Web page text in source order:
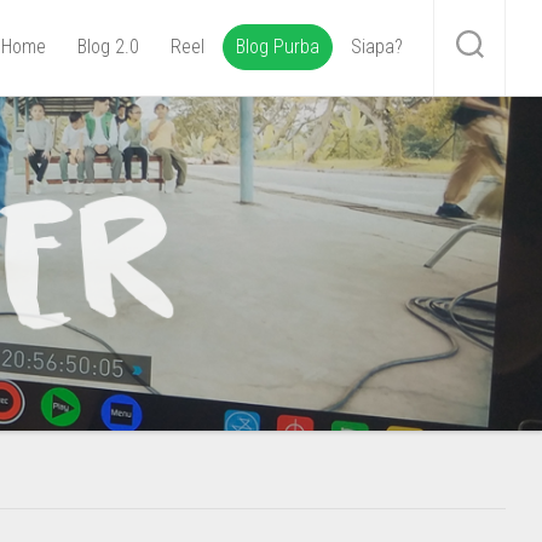
Home Blog 2.0 Reel Blog Purba Siapa?